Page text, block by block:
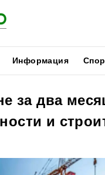
Информация
за два
и